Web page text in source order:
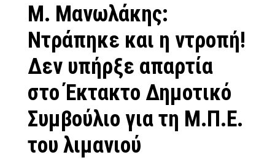
Μ. Μανωλάκης:
Ντράπηκε και η ντροπή!
Δεν υπήρξε απαρτία
στο Έκτακτο Δημοτικό
Συμβούλιο για τη Μ.Π.Ε.
του λιμανιού